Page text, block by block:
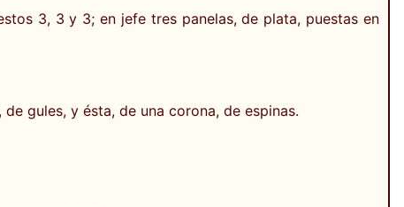
3, 3 y 3; en jefe tres panelas, de plata, puestas en
gules, y ésta, de una corona, de espinas.